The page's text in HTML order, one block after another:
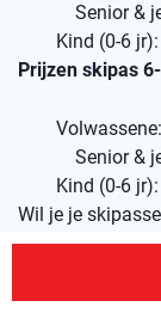
Senior &
Kind (0-6
Prijzen skipas
Senior &
Kind (0-6
Wil je je
dan aan in je